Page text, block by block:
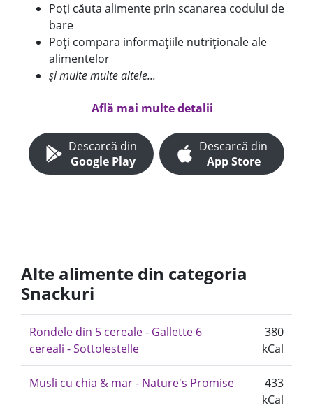
Poți căuta alimente prin scanarea codului de
bare
Poți compara informațiile nutriționale ale
alimentelor
și multe multe altele...
Află mai multe detalii
Descarcă din
Google Play
Descarcă din
App Store
Alte alimente din categoria
Snackuri
Rondele din 5 cereale - Gallette 6
cereali - Sottolestelle
380
kCal
Musli cu chia & mar - Nature's Promise
433
kCal